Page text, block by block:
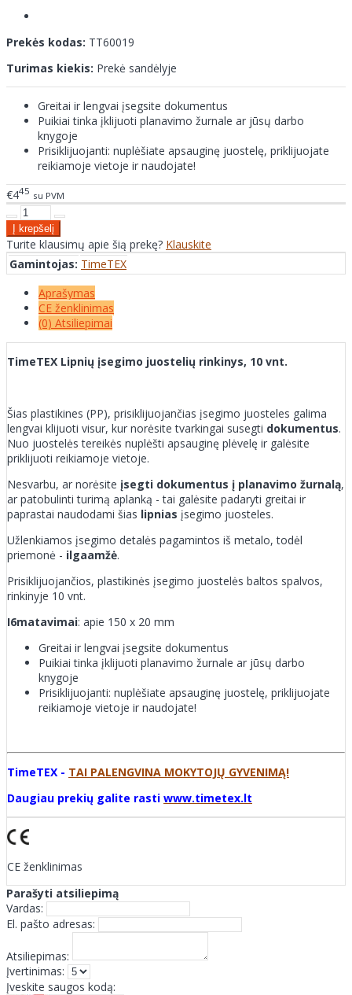
Prekės kodas: TT60019
Turimas kiekis: Prekė sandėlyje
Greitai ir lengvai įsegsite dokumentus
Puikiai tinka įklijuoti planavimo žurnale ar jūsų darbo
knygoje
Prisiklijuojanti: nuplėšiate apsauginę juostelę, priklijuojate
reikiamoje vietoje ir naudojate!
€445 su PVM
Turite klausimų apie šią prekę? Klauskite
Gamintojas: TimeTEX
Aprašymas
CE ženklinimas
(0) Atsiliepimai
TimeTEX Lipnių įsegimo juostelių rinkinys, 10 vnt.
Šias plastikines (PP), prisiklijuojančias įsegimo juosteles galima
lengvai klijuoti visur, kur norėsite tvarkingai susegti dokumentus.
Nuo juostelės tereikės nuplėšti apsauginę plėvelę ir galėsite
priklijuoti reikiamoje vietoje.
Nesvarbu, ar norėsite įsegti dokumentus į planavimo žurnalą,
ar patobulinti turimą aplanką - tai galėsite padaryti greitai ir
paprastai naudodami šias lipnias įsegimo juosteles.
Užlenkiamos įsegimo detalės pagamintos iš metalo, todėl
priemonė - ilgaamžė.
Prisiklijuojančios, plastikinės įsegimo juostelės baltos spalvos,
rinkinyje 10 vnt.
I6matavimai: apie 150 x 20 mm
Greitai ir lengvai įsegsite dokumentus
Puikiai tinka įklijuoti planavimo žurnale ar jūsų darbo
knygoje
Prisiklijuojanti: nuplėšiate apsauginę juostelę, priklijuojate
reikiamoje vietoje ir naudojate!
TimeTEX - TAI PALENGVINA MOKYTOJŲ GYVENIMĄ!
Daugiau prekių galite rasti www.timetex.lt
CE ženklinimas
Parašyti atsiliepimą
Vardas:
El. pašto adresas:
Atsiliepimas:
Įvertinimas:
Įveskite saugos kodą: